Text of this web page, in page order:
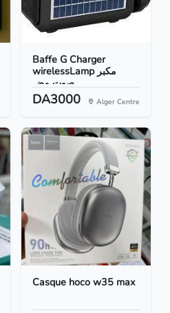
Baffe G Charger
wirelessLamp مكبر
DA3000 Alger Centre
Casque hoco w35 max